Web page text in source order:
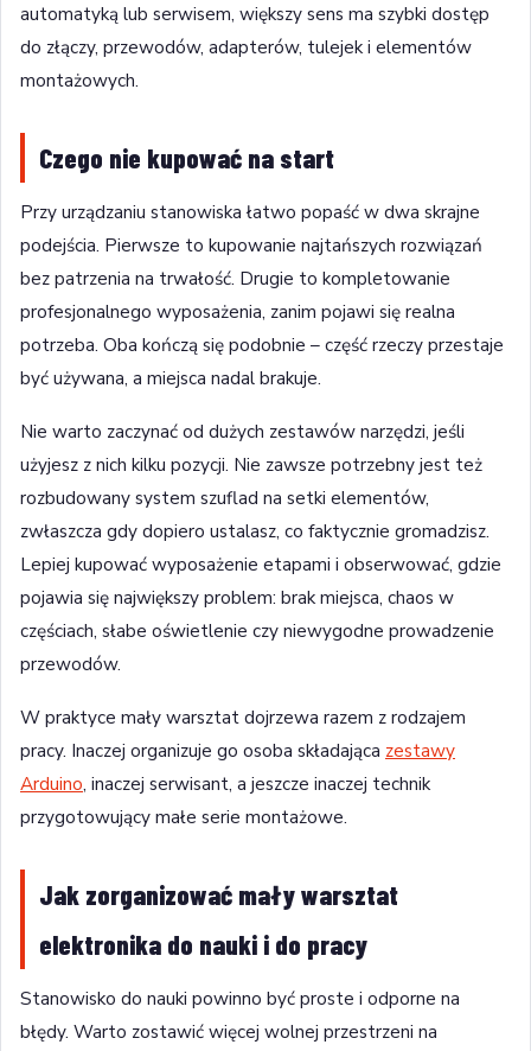
automatyką lub serwisem, większy sens ma szybki dostęp
do złączy, przewodów, adapterów, tulejek i elementów
montażowych.
Czego nie kupować na start
Przy urządzaniu stanowiska łatwo popaść w dwa skrajne
podejścia. Pierwsze to kupowanie najtańszych rozwiązań
bez patrzenia na trwałość. Drugie to kompletowanie
profesjonalnego wyposażenia, zanim pojawi się realna
potrzeba. Oba kończą się podobnie – część rzeczy przestaje
być używana, a miejsca nadal brakuje.
Nie warto zaczynać od dużych zestawów narzędzi, jeśli
użyjesz z nich kilku pozycji. Nie zawsze potrzebny jest też
rozbudowany system szuflad na setki elementów,
zwłaszcza gdy dopiero ustalasz, co faktycznie gromadzisz.
Lepiej kupować wyposażenie etapami i obserwować, gdzie
pojawia się największy problem: brak miejsca, chaos w
częściach, słabe oświetlenie czy niewygodne prowadzenie
przewodów.
W praktyce mały warsztat dojrzewa razem z rodzajem
pracy. Inaczej organizuje go osoba składająca zestawy
Arduino, inaczej serwisant, a jeszcze inaczej technik
przygotowujący małe serie montażowe.
Jak zorganizować mały warsztat
elektronika do nauki i do pracy
Stanowisko do nauki powinno być proste i odporne na
błędy. Warto zostawić więcej wolnej przestrzeni na